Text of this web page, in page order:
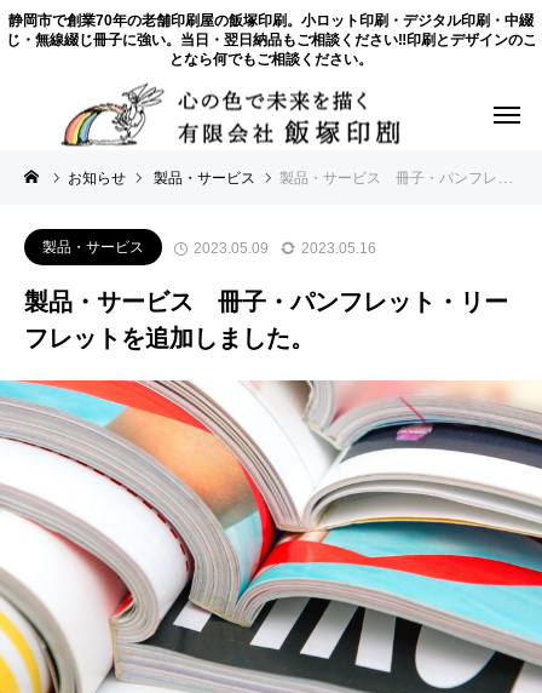
静岡市で創業70年の老舗印刷屋の飯塚印刷。小ロット印刷・デジタル印刷・中綴
じ・無線綴じ冊子に強い。当日・翌日納品もご相談ください‼印刷とデザインのこ
となら何でもご相談ください。
お知らせ 製品・サービス 製品・サービス 冊子・パンフレット・リーフレットを追加しました。
製品・サービス 2023.05.09 2023.05.16
製品・サービス 冊子・パンフレット・リー
フレットを追加しました。